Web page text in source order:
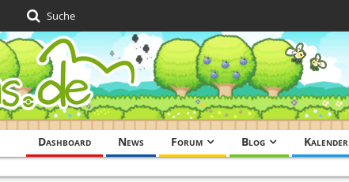
Dashboard News Forum Blog Kalender
Suche